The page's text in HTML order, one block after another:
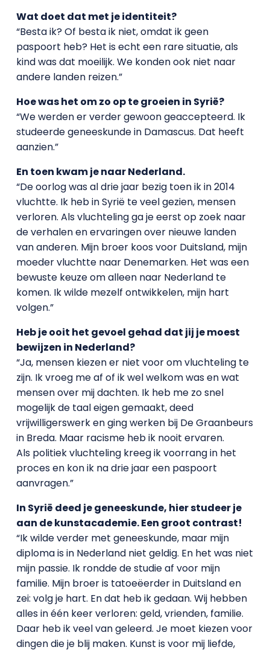
Wat doet dat met je identiteit?
“Besta ik? Of besta ik niet, omdat ik geen
paspoort heb? Het is echt een rare situatie, als
kind was dat moeilijk. We konden ook niet naar
andere landen reizen.”
Hoe was het om zo op te groeien in Syrië?
“We werden er verder gewoon geaccepteerd. Ik
studeerde geneeskunde in Damascus. Dat heeft
aanzien.”
En toen kwam je naar Nederland.
“De oorlog was al drie jaar bezig toen ik in 2014
vluchtte. Ik heb in Syrië te veel gezien, mensen
verloren. Als vluchteling ga je eerst op zoek naar
de verhalen en ervaringen over nieuwe landen
van anderen. Mijn broer koos voor Duitsland, mijn
moeder vluchtte naar Denemarken. Het was een
bewuste keuze om alleen naar Nederland te
komen. Ik wilde mezelf ontwikkelen, mijn hart
volgen.”
Heb je ooit het gevoel gehad dat jij je moest
bewijzen in Nederland?
“Ja, mensen kiezen er niet voor om vluchteling te
zijn. Ik vroeg me af of ik wel welkom was en wat
mensen over mij dachten. Ik heb me zo snel
mogelijk de taal eigen gemaakt, deed
vrijwilligerswerk en ging werken bij De Graanbeurs
in Breda. Maar racisme heb ik nooit ervaren.
Als politiek vluchteling kreeg ik voorrang in het
proces en kon ik na drie jaar een paspoort
aanvragen.”
In Syrië deed je geneeskunde, hier studeer je
aan de kunstacademie. Een groot contrast!
“Ik wilde verder met geneeskunde, maar mijn
diploma is in Nederland niet geldig. En het was niet
mijn passie. Ik rondde de studie af voor mijn
familie. Mijn broer is tatoeëerder in Duitsland en
zei: volg je hart. En dat heb ik gedaan. Wij hebben
alles in één keer verloren: geld, vrienden, familie.
Daar heb ik veel van geleerd. Je moet kiezen voor
dingen die je blij maken. Kunst is voor mij liefde,